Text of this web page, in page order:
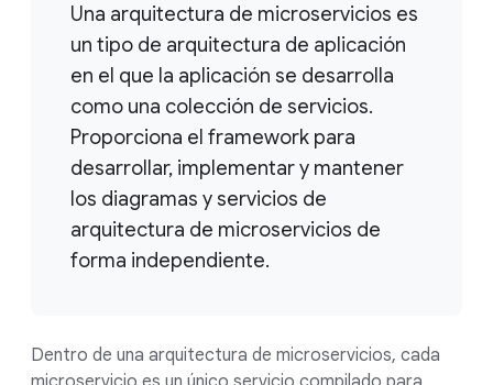
Una arquitectura de microservicios es
un tipo de arquitectura de aplicación
en el que la aplicación se desarrolla
como una colección de servicios.
Proporciona el framework para
desarrollar, implementar y mantener
los diagramas y servicios de
arquitectura de microservicios de
forma independiente.
Dentro de una arquitectura de microservicios, cada